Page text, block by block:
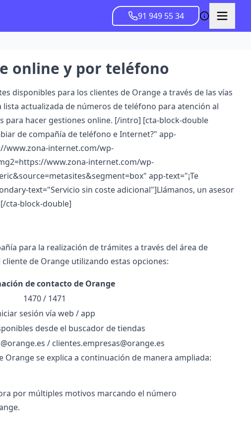
91 949 55 34
online y por teléfono
disponibles para los clientes de Orange a través de las vías
actualizada de números de teléfono para atención al
para hacer gestiones online. [/intro] [cta-block-double
de compañía de teléfono e Internet?" app-
www.zona-internet.com/wp-
www.zona-internet.com/wp-
" app-text="¡Te
text="Servicio sin coste adicional"]Llámanos, un asesor
cta-block-double]
para la realización de trámites a través del área de
de Orangeutilizando estas opciones:
de contacto de Orange
1470 / 1471
sesión vía web / app
desde el buscador de tiendas
/ clientes.empresas@orange.es
se explica a continuación de manera ampliada:
por múltiples motivos marcando el número